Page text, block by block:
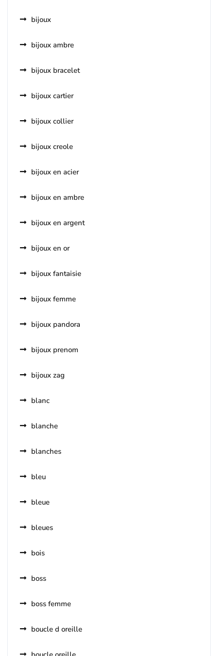
bijoux
bijoux ambre
bijoux bracelet
bijoux cartier
bijoux collier
bijoux creole
bijoux en acier
bijoux en ambre
bijoux en argent
bijoux en or
bijoux fantaisie
bijoux femme
bijoux pandora
bijoux prenom
bijoux zag
blanc
blanche
blanches
bleu
bleue
bleues
bois
boss
boss femme
boucle d oreille